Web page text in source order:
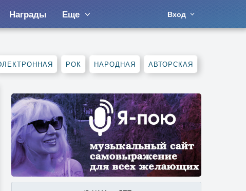
Награды Еще Вход
РОК НАРОДНАЯ АВТОРСКАЯ